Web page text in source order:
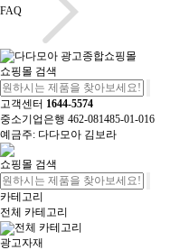
FAQ
쇼핑몰 검색
고객센터 1644-5574
중소기업은행 462-081485-01-016
예금주: 다다모아 김보라
쇼핑몰 검색
카테고리
전체 카테고리
전체 카테고리
광고자재